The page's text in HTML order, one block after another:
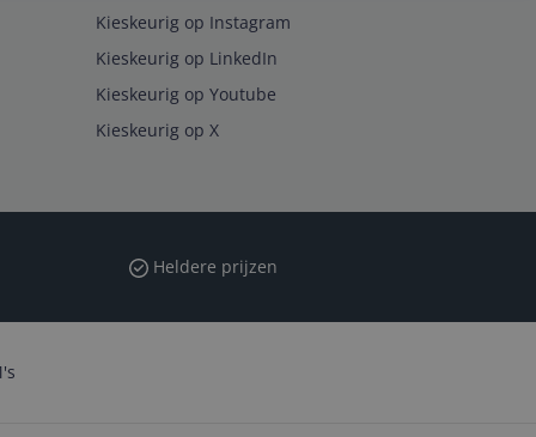
Kieskeurig op Instagram
Kieskeurig op LinkedIn
Kieskeurig op Youtube
Kieskeurig op X
Heldere prijzen